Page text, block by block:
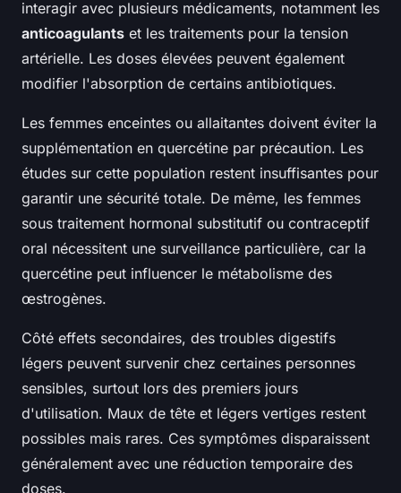
interagir avec plusieurs médicaments, notamment les
anticoagulants et les traitements pour la tension
artérielle. Les doses élevées peuvent également
modifier l'absorption de certains antibiotiques.
Les femmes enceintes ou allaitantes doivent éviter la
supplémentation en quercétine par précaution. Les
études sur cette population restent insuffisantes pour
garantir une sécurité totale. De même, les femmes
sous traitement hormonal substitutif ou contraceptif
oral nécessitent une surveillance particulière, car la
quercétine peut influencer le métabolisme des
œstrogènes.
Côté effets secondaires, des troubles digestifs
légers peuvent survenir chez certaines personnes
sensibles, surtout lors des premiers jours
d'utilisation. Maux de tête et légers vertiges restent
possibles mais rares. Ces symptômes disparaissent
généralement avec une réduction temporaire des
doses.